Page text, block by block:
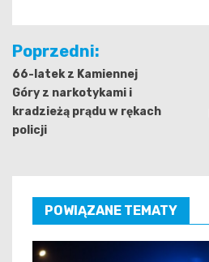
Nawigacja
wpisu
Poprzedni:
66-latek z Kamiennej
Góry z narkotykami i
kradzieżą prądu w rękach
policji
POWIĄZANE TEMATY